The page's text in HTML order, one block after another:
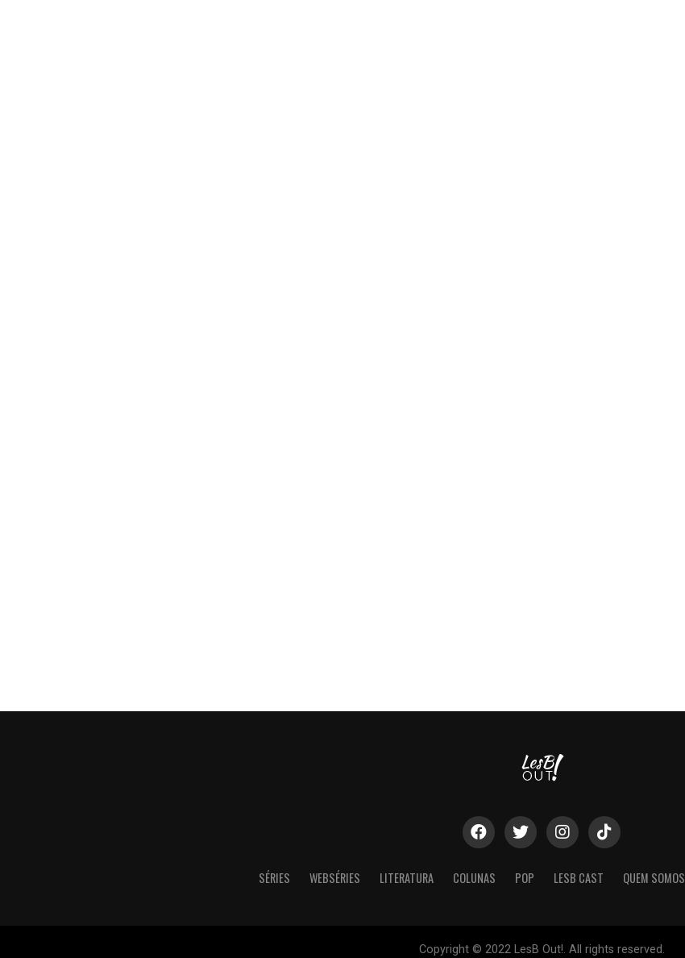
SÉRIES WEBSÉRIES LITERATURA COLUNAS POP LESB CAST QUEM SOMOS
Copyright © 2022 LesB Out!. All rights reserved.